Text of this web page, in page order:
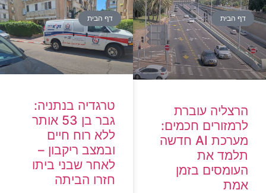
דף הבית
הרצליה עוברת
לרמזורים חכמים:
מערכת AI חדשה
תלמד את
העומסים בזמן
אמת
דף הבית
טרגדיה בנתניה:
גבר בן 53 אותר
ללא רוח חיים
ובמצב ריקבון –
לאחר שבני ביתו
חזרו הביתה